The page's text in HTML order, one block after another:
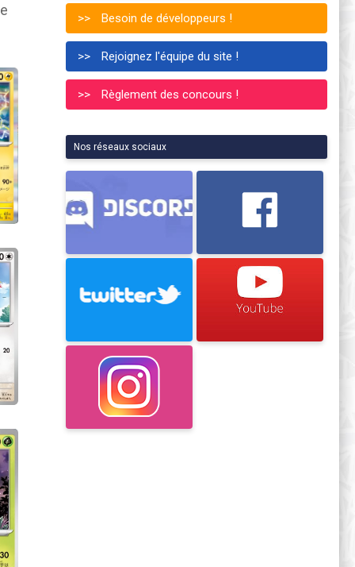
Besoin de développeurs !
Rejoignez l'équipe du site !
Règlement des concours !
Nos réseaux sociaux